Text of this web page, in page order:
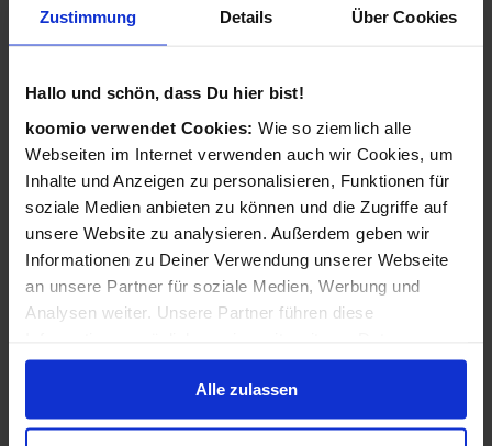
Zustimmung Details Über Cookies
Hallo und schön, dass Du hier bist!
koomio verwendet Cookies: Wie so ziemlich alle
Webseiten im Internet verwenden auch wir Cookies, um
Inhalte und Anzeigen zu personalisieren, Funktionen für
soziale Medien anbieten zu können und die Zugriffe auf
unsere Website zu analysieren. Außerdem geben wir
Informationen zu Deiner Verwendung unserer Webseite
an unsere Partner für soziale Medien, Werbung und
Analysen weiter. Unsere Partner führen diese
zusammen, die Du ihnen bereitgestellt hast oder die sie
im Rahmen Deiner Nutzung der Dienste gesammelt
haben.
Alle zulassen
Wie funktioniert koomio?
Geschäftsinformationen vervollständigen, Angebote
veröffentlichen - 3 Angebote sind für Sie immer kostenlos!
Wir kümmern uns dann darum, dass Ihre Informationen
zu Ihren Kunden gelangen: Auf der koomio-Webseite, in
unseren Apps und in Suchmaschinen - daheim auf der
Couch und unterwegs auf dem Smartphone!
Ist koomio für alle Unternehmen gedacht?
genauso wie einerlandesweiten Handelskette
reinenDienstleister.